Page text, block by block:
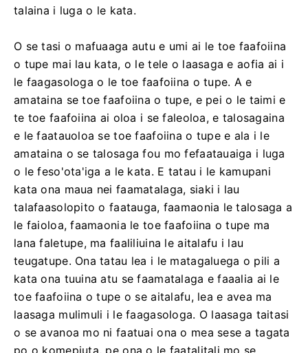
talaina i luga o le kata.
O se tasi o mafuaaga autu e umi ai le toe faafoiina
o tupe mai lau kata, o le tele o laasaga e aofia ai i
le faagasologa o le toe faafoiina o tupe. A e
amataina se toe faafoiina o tupe, e pei o le taimi e
te toe faafoiina ai oloa i se faleoloa, e talosagaina
e le faatauoloa se toe faafoiina o tupe e ala i le
amataina o se talosaga fou mo fefaatauaiga i luga
o le feso'ota'iga a le kata. E tatau i le kamupani
kata ona maua nei faamatalaga, siaki i lau
talafaasolopito o faatauga, faamaonia le talosaga a
le faioloa, faamaonia le toe faafoiina o tupe ma
lana faletupe, ma faaliliuina le aitalafu i lau
teugatupe. Ona tatau lea i le matagaluega o pili a
kata ona tuuina atu se faamatalaga e faaalia ai le
toe faafoiina o tupe o se aitalafu, lea e avea ma
laasaga mulimuli i le faagasologa. O laasaga taitasi
o se avanoa mo ni faatuai ona o mea sese a tagata
po o komepiuta, pe ona o le faatalitali mo se